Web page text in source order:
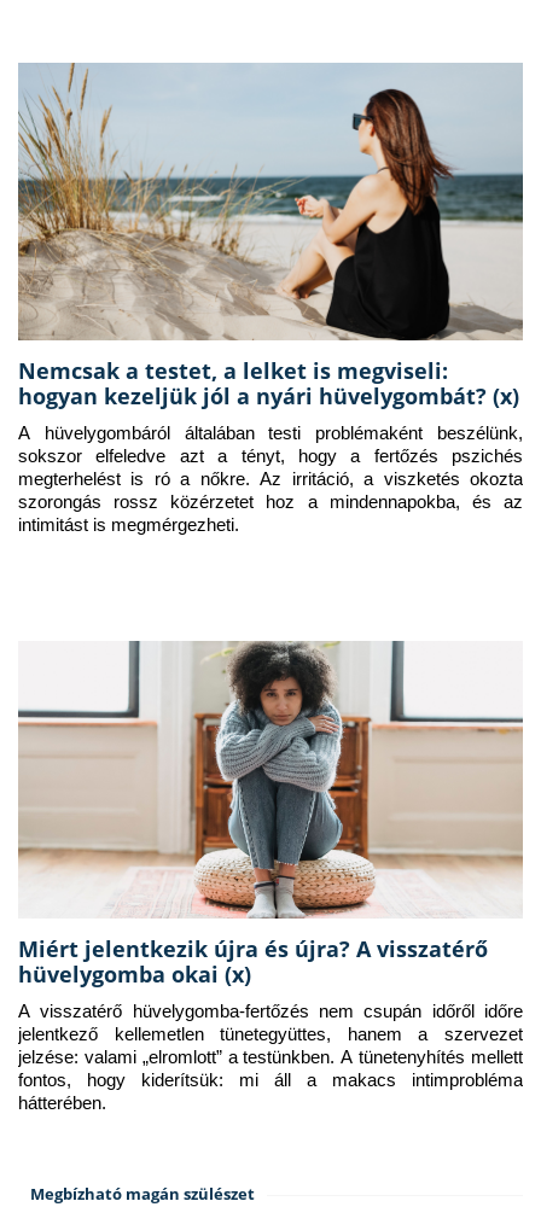
Nemcsak a testet, a lelket is megviseli:
hogyan kezeljük jól a nyári hüvelygombát? (x)
A hüvelygombáról általában testi problémaként beszélünk,
sokszor elfeledve azt a tényt, hogy a fertőzés pszichés
megterhelést is ró a nőkre. Az irritáció, a viszketés okozta
szorongás rossz közérzetet hoz a mindennapokba, és az
intimitást is megmérgezheti.
Miért jelentkezik újra és újra? A visszatérő
hüvelygomba okai (x)
A visszatérő hüvelygomba-fertőzés nem csupán időről időre
jelentkező kellemetlen tünetegyüttes, hanem a szervezet
jelzése: valami „elromlott” a testünkben. A tünetenyhítés mellett
fontos, hogy kiderítsük: mi áll a makacs intimprobléma
hátterében.
Megbízható magán szülészet